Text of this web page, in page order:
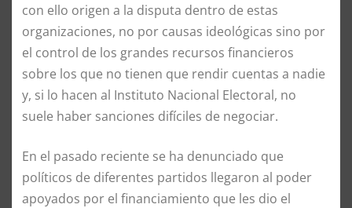
con ello origen a la disputa dentro de estas
organizaciones, no por causas ideológicas sino por
el control de los grandes recursos financieros
sobre los que no tienen que rendir cuentas a nadie
y, si lo hacen al Instituto Nacional Electoral, no
suele haber sanciones difíciles de negociar.
En el pasado reciente se ha denunciado que
políticos de diferentes partidos llegaron al poder
apoyados por el financiamiento que les dio el